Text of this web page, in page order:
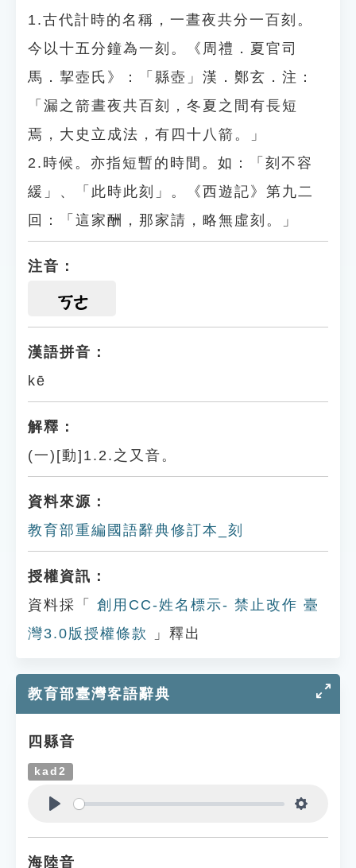
1.古代計時的名稱，一晝夜共分一百刻。
今以十五分鐘為一刻。《周禮．夏官司
馬．挈壺氏》：「縣壺」漢．鄭玄．注：
「漏之箭晝夜共百刻，冬夏之間有長短
焉，大史立成法，有四十八箭。」
2.時候。亦指短暫的時間。如：「刻不容
緩」、「此時此刻」。《西遊記》第九二
回：「這家酬，那家請，略無虛刻。」
注音：
ㄎㄜ
漢語拼音：
kē
解釋：
(一)[動]1.2.之又音。
資料來源：
教育部重編國語辭典修訂本_刻
授權資訊：
資料採「
創用CC-姓名標示- 禁止改作 臺
灣3.0版授權條款
」釋出
教育部臺灣客語辭典
四縣音
kad2
海陸音